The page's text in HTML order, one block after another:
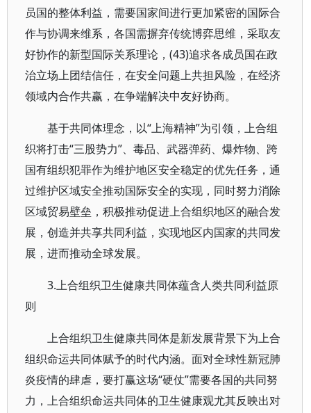
员国的整体利益，需要国家间进行更加紧密的国际合
作与协调来维系，各国需摒弃传统博弈思维，采取友
好协作的新型国际关系理论，(43)追求各成员国在政
治立场上团结信任，在安全问题上共担风险，在经济
领域内合作共赢，在争端解决中友好协商。
基于共同体理念，以“上海精神”为引领，上合组
织将打击“三股势力”、毒品、武器弹药、爆炸物、跨
国有组织犯罪作为维护地区安全稳定的优先任务，通
过维护区域安全推动国际安全的实现，同时努力消除
区域贸易壁垒，积极推动促进上合组织地区的融合发
展，创造并共享共同利益，实现地区内国家的共同发
展，进而推动全球发展。
3.上合组织卫生健康共同体蕴含人类共同利益原
则
上合组织卫生健康共同体是新发展背景下为上合
组织命运共同体赋予的时代内涵。面对全球性新冠肺
炎疫情的肆虐，要打赢这场“硬仗”需要各国的共同努
力，上合组织命运共同体的卫生健康观尤其反映出对